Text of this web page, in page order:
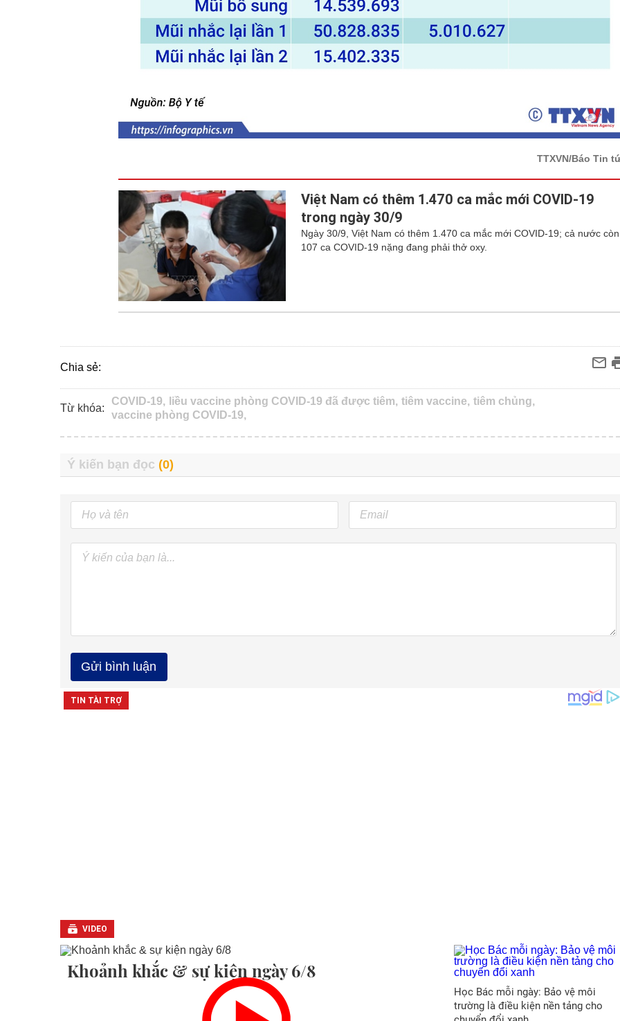
TTXVN/Báo Tin
Việt Nam có thêm 1.470 ca mắc mới COVID-19
trong ngày 30/9
Ngày 30/9, Việt Nam có thêm 1.470 ca mắc mới COVID-19; cả nước còn
107 ca COVID-19 nặng đang phải thở oxy.
Chia sẻ:
Từ khóa:
COVID-19, liều vaccine phòng COVID-19 đã được tiêm, tiêm vaccine, tiêm chủng,
vaccine phòng COVID-19,
VIDEO
Khoảnh khắc & sự kiện ngày 6/8
Học Bác mỗi ngày: Bảo vệ môi
trường là điều kiện nền tảng cho